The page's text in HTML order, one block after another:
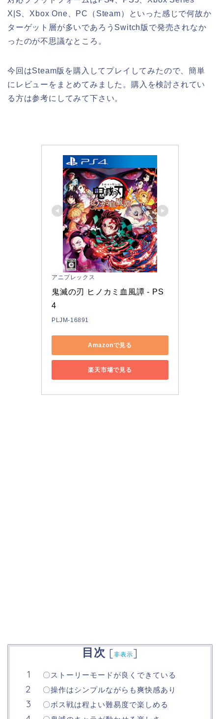
X|S、Xbox One、PC（Steam）といった感じで何故か
ターゲット層が多いであろうSwitch版で発売されなか
ったのが不思議なところ。
今回はSteam版を購入してプレイしてみたので、簡単
にレビューをまとめてみました。購入を検討されてい
る方は参考にしてみて下さい。
アニプレックス
鬼滅の刃 ヒノカミ血風譚 - PS
4
PLJM-16891
Amazonで見る
楽天市場で見る
目次 [非表示]
〇ストーリーモードが良くできている
〇操作はシンプルながらも爽快感あり
〇ボス戦は程よい難易度で楽しめる